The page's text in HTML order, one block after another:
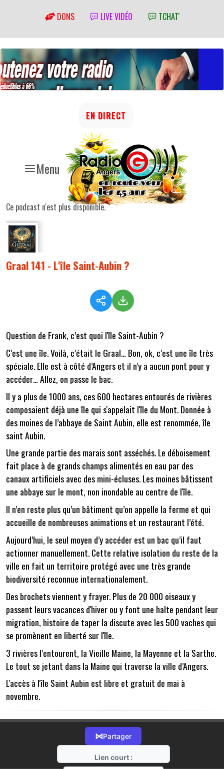
DONS LIVE VIDÉO TCHAT'
Menu
EN DIRECT
Ce podcast n'est plus disponible.
Graal 141 - L'île Saint-Aubin ?
Question de Frank, c’est quoi l'île Saint-Aubin ?
C’est une île. Voilà, c’était le Graal… Bon, ok, c’est une île très
spéciale. Elle est à côté d’Angers et il n’y a aucun pont pour y
accéder… Allez, on passe le bac.
Il y a plus de 1000 ans, ces 600 hectares entourés de rivières
composaient déjà une île qui s'appelait l'île du Mont. Donnée à
des moines de l’abbaye de Saint Aubin, elle est renommée, île
saint Aubin.
Une grande partie des marais sont asséchés. Le déboisement
fait place à de grands champs alimentés en eau par des
canaux artificiels avec des mini-écluses. Les moines bâtissent
une abbaye sur le mont, non inondable au centre de l'île.
Il n’en reste plus qu’un bâtiment qu’on appelle la ferme et qui
accueille de nombreuses animations et un restaurant l’été.
Aujourd’hui, le seul moyen d’y accéder est un bac qu’il faut
actionner manuellement. Cette relative isolation du reste de la
ville en fait un territoire protégé avec une très grande
biodiversité reconnue internationalement.
Des brochets viennent y frayer. Plus de 20 000 oiseaux y
passent leurs vacances d'hiver ou y font une halte pendant leur
migration, histoire de taper la discute avec les 500 vaches qui
se promènent en liberté sur l'île.
3 rivières l’entourent, la Vieille Maine, la Mayenne et la Sarthe.
Le tout se jetant dans la Maine qui traverse la ville d’Angers.
L'accès à l'île Saint Aubin est libre et gratuit de mai à
novembre.
⋈Partager
Lien court :